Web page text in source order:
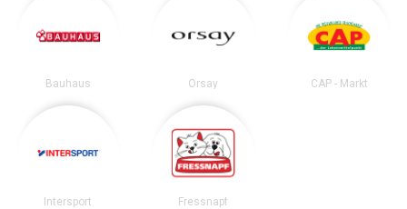
Bauhaus Orsay CAP - Markt
Intersport Fressnapf